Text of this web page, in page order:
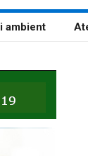
ambient